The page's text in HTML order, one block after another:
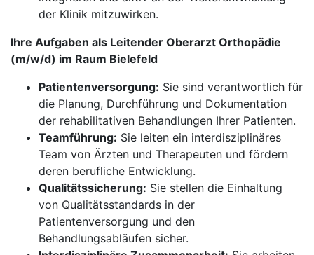
der Klinik mitzuwirken.
Ihre Aufgaben als Leitender Oberarzt Orthopädie
(m/w/d) im Raum Bielefeld
Patientenversorgung: Sie sind verantwortlich für
die Planung, Durchführung und Dokumentation
der rehabilitativen Behandlungen Ihrer Patienten.
Teamführung: Sie leiten ein interdisziplinäres
Team von Ärzten und Therapeuten und fördern
deren berufliche Entwicklung.
Qualitätssicherung: Sie stellen die Einhaltung
von Qualitätsstandards in der
Patientenversorgung und den
Behandlungsabläufen sicher.